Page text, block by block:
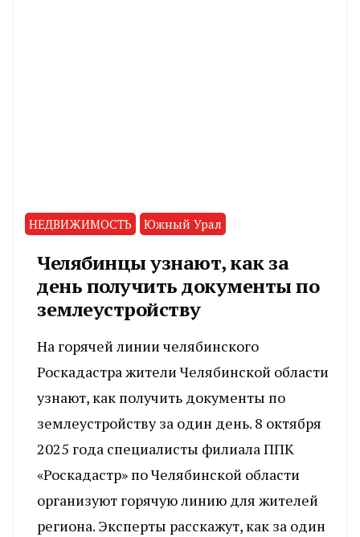
НЕДВИЖИМОСТЬ Южный Урал
Челябинцы узнают, как за
день получить документы по
землеустройству
На горячей линии челябинского
Роскадастра жители Челябинской области
узнают, как получить документы по
землеустройству за один день. 8 октября
2025 года специалисты филиала ППК
«Роскадастр» по Челябинской области
организуют горячую линию для жителей
региона. Эксперты расскажут, как за один